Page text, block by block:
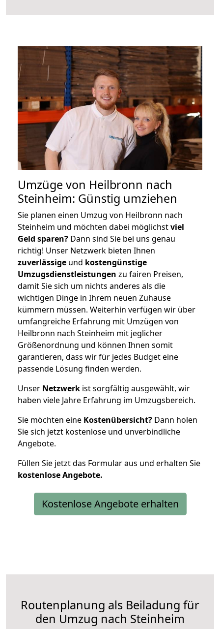
Umzüge von Heilbronn nach
Steinheim: Günstig umziehen
Sie planen einen Umzug von Heilbronn nach
Steinheim und möchten dabei möglichstviel
Geld sparen? Dann sind Sie bei uns genau
richtig! Unser Netzwerk bieten Ihnen
zuverlässige und kostengünstige
Umzugsdienstleistungen zu fairen Preisen,
damit Sie sich um nichts anderes als die
wichtigen Dinge in Ihrem neuen Zuhause
kümmern müssen. Weiterhin verfügen wir über
umfangreiche Erfahrung mit Umzügen von
Heilbronn nach Steinheim mit jeglicher
Größenordnung und können Ihnen somit
garantieren, dass wir für jedes Budget eine
passende Lösung finden werden.
Unser Netzwerk ist sorgfältig ausgewählt, wir
haben viele Jahre Erfahrung im Umzugsbereich.
Sie möchten eine Kostenübersicht? Dann holen
Sie sich jetzt kostenlose und unverbindliche
Angebote.
Füllen Sie jetzt das Formular aus und erhalten Sie
kostenloseAngebote.
Kostenlose Angebote erhalten
Routenplanung als Beiladung für
den Umzug nach Steinheim